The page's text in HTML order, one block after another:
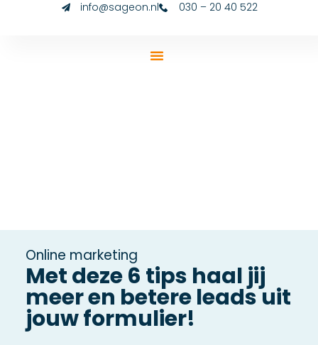
info@sageon.nl 030 – 20 40 522
Online marketing
Met deze 6 tips haal jij
meer en betere leads uit
jouw formulier!